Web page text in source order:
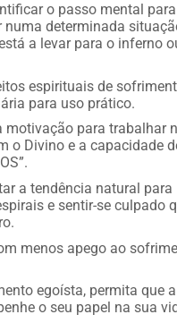
o passo mental
numa determinada
a levar para o inferno
espirituais de
para uso prático.
motivação para trabalhar
o Divino e a capacidade
a tendência natural para
e sentir-se culpado
menos apego ao
egoísta, permita que
o seu papel na sua